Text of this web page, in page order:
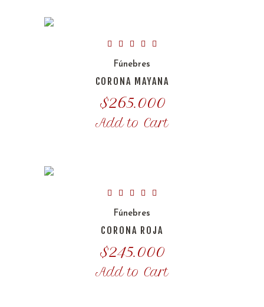
Fúnebres
CORONA MAYANA
$265.000
Add to Cart
Fúnebres
CORONA ROJA
$245.000
Add to Cart